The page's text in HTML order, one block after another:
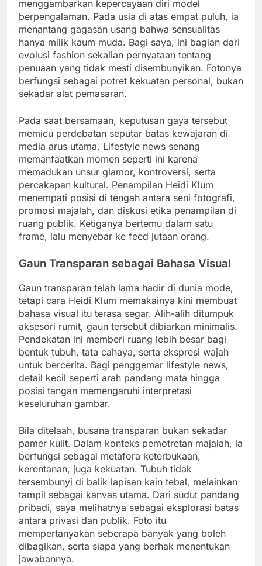
menggambarkan kepercayaan diri model
berpengalaman. Pada usia di atas empat puluh, ia
menantang gagasan usang bahwa sensualitas
hanya milik kaum muda. Bagi saya, ini bagian dari
evolusi fashion sekalian pernyataan tentang
penuaan yang tidak mesti disembunyikan. Fotonya
berfungsi sebagai potret kekuatan personal, bukan
sekadar alat pemasaran.
Pada saat bersamaan, keputusan gaya tersebut
memicu perdebatan seputar batas kewajaran di
media arus utama. Lifestyle news senang
memanfaatkan momen seperti ini karena
memadukan unsur glamor, kontroversi, serta
percakapan kultural. Penampilan Heidi Klum
menempati posisi di tengah antara seni fotografi,
promosi majalah, dan diskusi etika penampilan di
ruang publik. Ketiganya bertemu dalam satu
frame, lalu menyebar ke feed jutaan orang.
Gaun Transparan sebagai Bahasa Visual
Gaun transparan telah lama hadir di dunia mode,
tetapi cara Heidi Klum memakainya kini membuat
bahasa visual itu terasa segar. Alih-alih ditumpuk
aksesori rumit, gaun tersebut dibiarkan minimalis.
Pendekatan ini memberi ruang lebih besar bagi
bentuk tubuh, tata cahaya, serta ekspresi wajah
untuk bercerita. Bagi penggemar lifestyle news,
detail kecil seperti arah pandang mata hingga
posisi tangan memengaruhi interpretasi
keseluruhan gambar.
Bila ditelaah, busana transparan bukan sekadar
pamer kulit. Dalam konteks pemotretan majalah, ia
berfungsi sebagai metafora keterbukaan,
kerentanan, juga kekuatan. Tubuh tidak
tersembunyi di balik lapisan kain tebal, melainkan
tampil sebagai kanvas utama. Dari sudut pandang
pribadi, saya melihatnya sebagai eksplorasi batas
antara privasi dan publik. Foto itu
mempertanyakan seberapa banyak yang boleh
dibagikan, serta siapa yang berhak menentukan
jawabannya.